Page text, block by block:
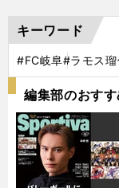
キーワード
#FC岐阜#ラモス
編集部のおすす